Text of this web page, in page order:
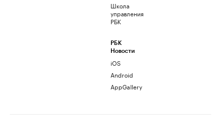
Школа
управления
РБК
РБК
Новости
iOS
Android
AppGallery